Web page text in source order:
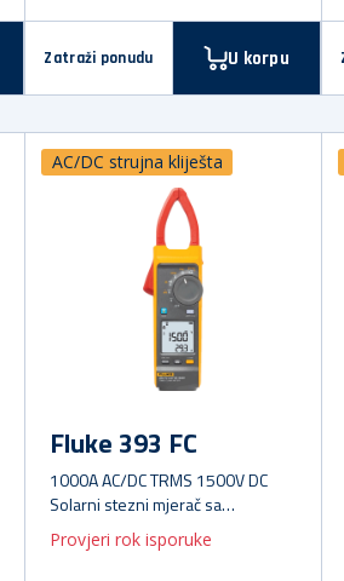
Zatraži ponudu U korpu
AC/DC strujna kliješta
Fluke 393 FC
1000A AC/DC TRMS 1500V DC
Solarni stezni mjerač sa
FlukeConnect i iFlex 2500A AC
Provjeri rok isporuke